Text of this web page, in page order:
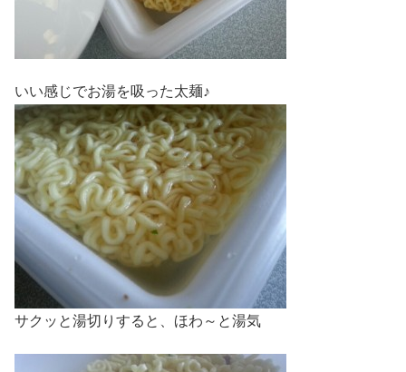
いい感じでお湯を吸った太麺♪
サクッと湯切りすると、ほわ～と湯気